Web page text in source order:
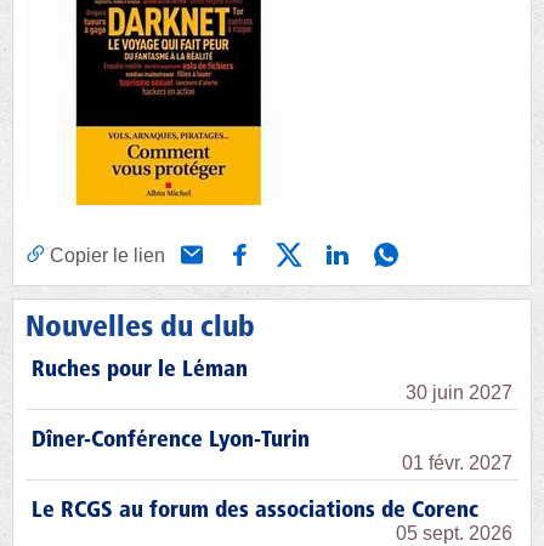
Copier le lien
Nouvelles du club
Ruches pour le Léman
30 juin 2027
Dîner-Conférence Lyon-Turin
01 févr. 2027
Le RCGS au forum des associations de Corenc
05 sept. 2026